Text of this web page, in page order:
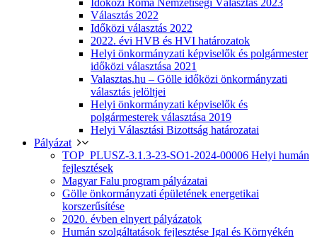
Időközi Roma Nemzetiségi Választás 2023
Választás 2022
Időközi választás 2022
2022. évi HVB és HVI határozatok
Helyi önkormányzati képviselők és polgármester
időközi választása 2021
Valasztas.hu – Gölle időközi önkormányzati
választás jelöltjei
Helyi önkormányzati képviselők és
polgármesterek választása 2019
Helyi Választási Bizottság határozatai
Pályázat
TOP_PLUSZ-3.1.3-23-SO1-2024-00006 Helyi humán
fejlesztések
Magyar Falu program pályázatai
Gölle önkormányzati épületének energetikai
korszerűsítése
2020. évben elnyert pályázatok
Humán szolgáltatások fejlesztése Igal és Környékén